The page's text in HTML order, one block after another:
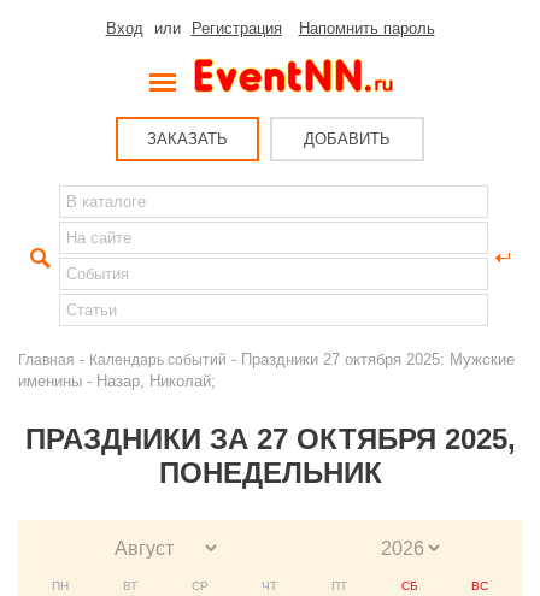
Вход или Регистрация Напомнить пароль
ЗАКАЗАТЬ ДОБАВИТЬ
Главная - Календарь событий - Праздники 27 октября 2025: Мужские
именины - Назар, Николай;
ПРАЗДНИКИ ЗА 27 ОКТЯБРЯ 2025,
ПОНЕДЕЛЬНИК
ПН ВТ СР ЧТ ПТ СБ ВС